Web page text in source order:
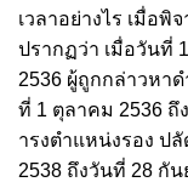
เวลาอย่างไร เมื่อ
ปรากฏว่า เมื่อวันที่
2536 ผู้ถูกกล่าวหา
ที่ 1 ตุลาคม 2536 ถึ
ารงตําแหน่งรอง ป
2538 ถึงวันที่ 28 กั